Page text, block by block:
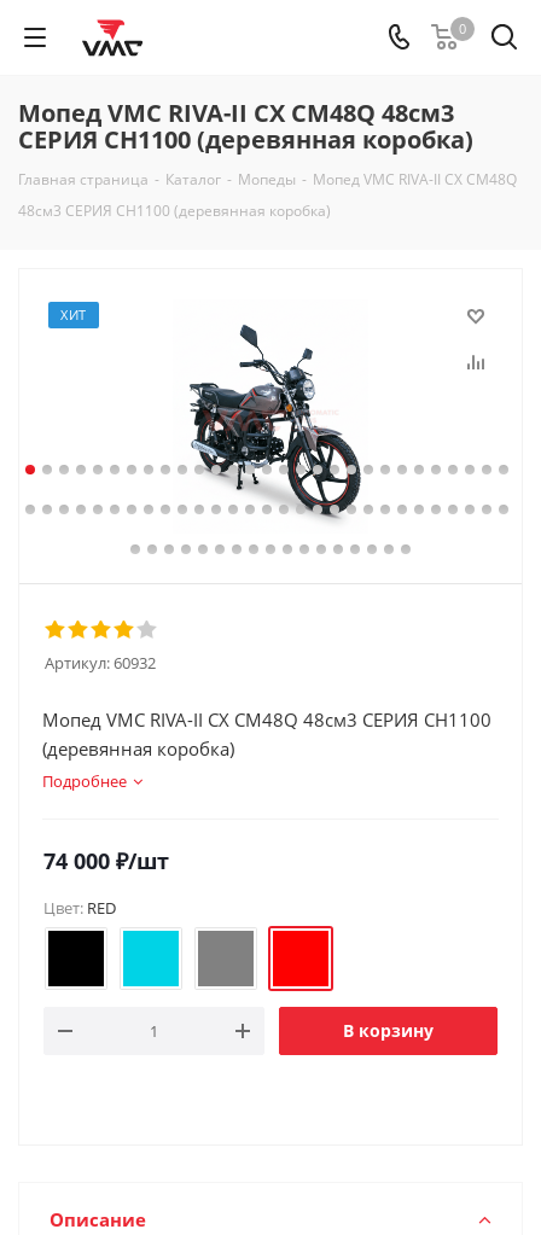
0
Мопед VMC RIVA-II СX CM48Q 48см3
СЕРИЯ CH1100 (деревянная коробка)
Главная страница - Каталог - Мопеды - Мопед VMC RIVA-II СX CM48Q
48см3 СЕРИЯ CH1100 (деревянная коробка)
ХИТ
Артикул:60932
Мопед VMC RIVA-II СX CM48Q 48см3 СЕРИЯ CH1100
(деревянная коробка)
Подробнее
74 000 ₽/шт
Цвет: RED
В корзину
Описание